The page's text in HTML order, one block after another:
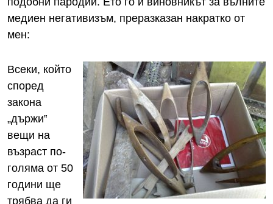
медиен негативизъм, преразказан накратко от
мен:
Всеки, който
според
закона
„държи‟
вещи на
възраст по-
голяма от 50
години ще
трябва да ги